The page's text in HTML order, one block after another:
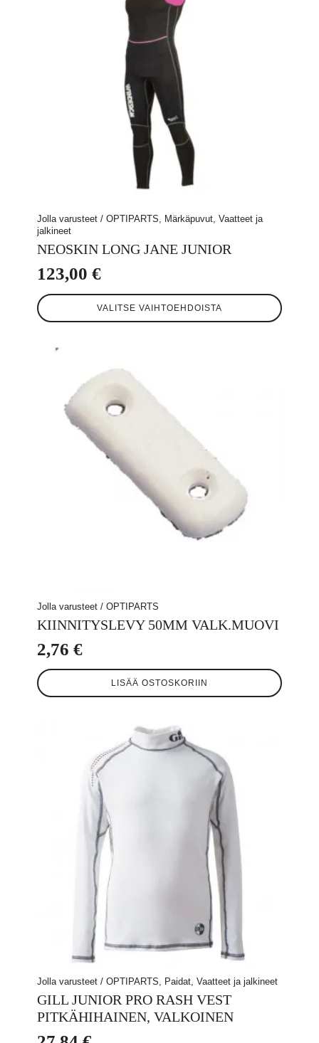
Jolla varusteet / OPTIPARTS, Märkäpuvut, Vaatteet ja
jalkineet
NEOSKIN LONG JANE JUNIOR
123,00 €
VALITSE VAIHTOEHDOISTA
Tällä
tuotteella
muunnelma.
tuotteen
Jolla varusteet / OPTIPARTS
KIINNITYSLEVY 50MM VALK.MUOVI
2,76 €
LISÄÄ OSTOSKORIIN
Jolla varusteet / OPTIPARTS, Paidat, Vaatteet ja jalkineet
GILL JUNIOR PRO RASH VEST
PITKÄHIHAINEN, VALKOINEN